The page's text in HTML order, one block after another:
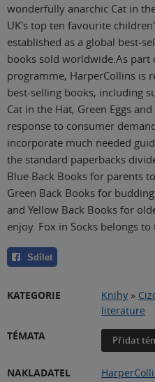
wonderfully anarchic Cat in
UK's top ten favourite
established as a global best-
books sold worldwide.As part
programme, HarperCollins is
best-selling books, including
Cat in the Hat, Green Eggs
response to consumer
incorporate much needed
the standard paperbacks
Blue Back Books for parents
Green Back Books for
and Yellow Back Books for
enjoy. Fox in Socks belongs
Sdílet
KATEGORIE Knihy »
literature
TÉMATA
Přidat
NAKLADATEL